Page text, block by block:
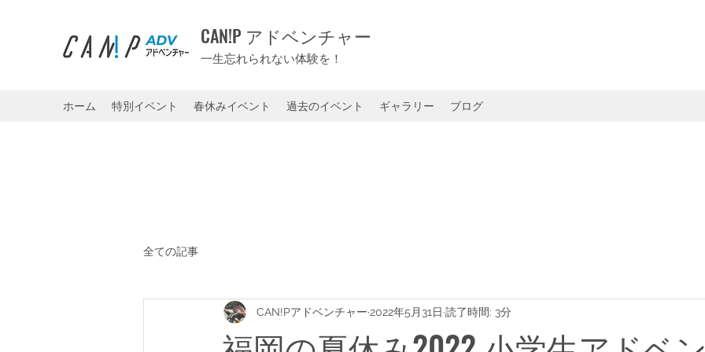
CAN!P アドベンチャー
一生忘れられない体験を！
ホーム 特別イベント 春休みイベント 過去のイベント ギャラリー ブログ
全ての記事
CAN!Pアドベンチャー 2022年5月31日 読了時間: 3分